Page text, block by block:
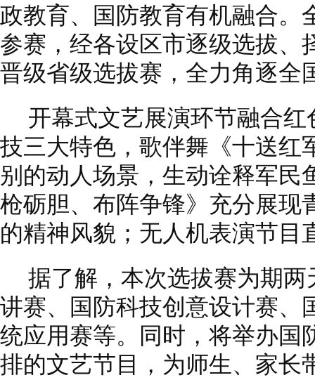
政教育、国防教育有机融合。
参赛，经各设区市逐级选拔、
晋级省级选拔赛，全力角逐全
开幕式文艺展演环节融合
技三大特色，歌伴舞《十送红
别的动人场景，生动诠释军民
枪砺胆、布阵争锋》充分展现
的精神风貌；无人机表演节目
据了解，本次选拔赛为期
讲赛、国防科技创意设计赛、
统应用赛等。同时，将举办国
排的文艺节目，为师生、家长